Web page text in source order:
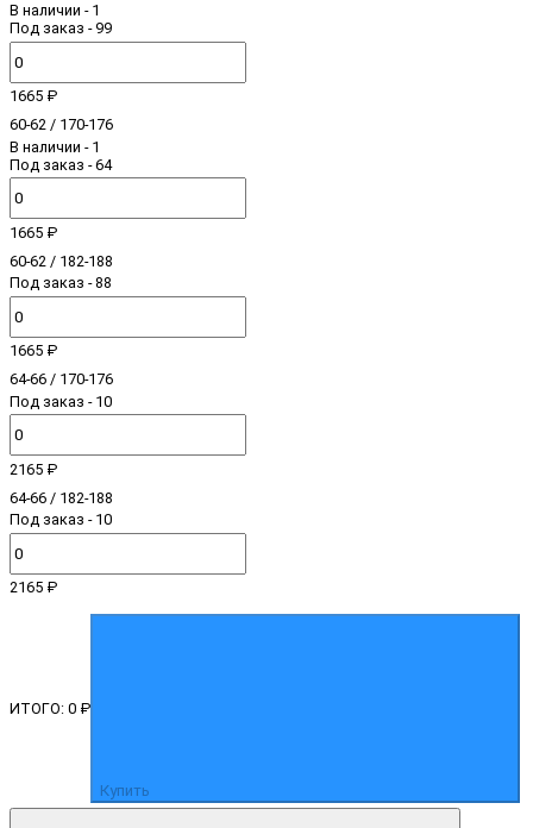
В наличии - 1
Под заказ - 99
1665 ₽
60-62 / 170-176
В наличии - 1
Под заказ - 64
1665 ₽
60-62 / 182-188
Под заказ - 88
1665 ₽
64-66 / 170-176
Под заказ - 10
2165 ₽
64-66 / 182-188
Под заказ - 10
2165 ₽
ИТОГО: 0 ₽
Купить